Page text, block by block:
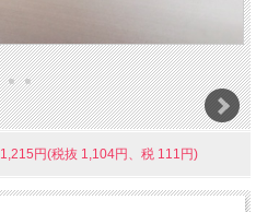
1,215円(税抜 1,104円、税 111円)